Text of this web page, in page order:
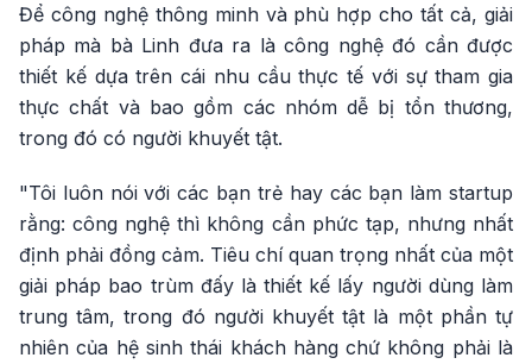
Để công nghệ thông minh và phù hợp cho tất cả, giải
pháp mà bà Linh đưa ra là công nghệ đó cần được
thiết kế dựa trên cái nhu cầu thực tế với sự tham gia
thực chất và bao gồm các nhóm dễ bị tổn thương,
trong đó có người khuyết tật.
"Tôi luôn nói với các bạn trẻ hay các bạn làm startup
rằng: công nghệ thì không cần phức tạp, nhưng nhất
định phải đồng cảm. Tiêu chí quan trọng nhất của một
giải pháp bao trùm đấy là thiết kế lấy người dùng làm
trung tâm, trong đó người khuyết tật là một phần tự
nhiên của hệ sinh thái khách hàng chứ không phải là